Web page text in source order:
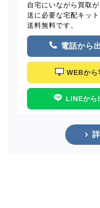
自宅にいながら買取
送に必要な宅配キッ
送料無料です。
電話から
WEBから
LINEから